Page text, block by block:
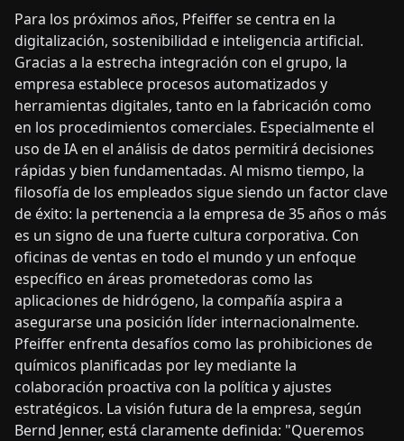
Para los próximos años, Pfeiffer se centra en la
digitalización, sostenibilidad e inteligencia artificial.
Gracias a la estrecha integración con el grupo, la
empresa establece procesos automatizados y
herramientas digitales, tanto en la fabricación como
en los procedimientos comerciales. Especialmente el
uso de IA en el análisis de datos permitirá decisiones
rápidas y bien fundamentadas. Al mismo tiempo, la
filosofía de los empleados sigue siendo un factor clave
de éxito: la pertenencia a la empresa de 35 años o más
es un signo de una fuerte cultura corporativa. Con
oficinas de ventas en todo el mundo y un enfoque
específico en áreas prometedoras como las
aplicaciones de hidrógeno, la compañía aspira a
asegurarse una posición líder internacionalmente.
Pfeiffer enfrenta desafíos como las prohibiciones de
químicos planificadas por ley mediante la
colaboración proactiva con la política y ajustes
estratégicos. La visión futura de la empresa, según
Bernd Jenner, está claramente definida: "Queremos